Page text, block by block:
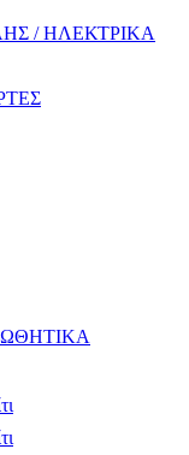
/ ΗΛΕΚΤΡΙΚΑ